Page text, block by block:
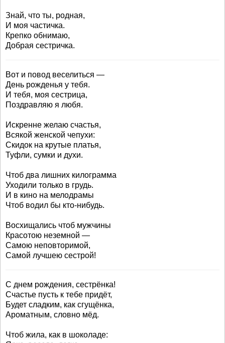
Знай, что ты, родная,
И моя частичка.
Крепко обнимаю,
Добрая сестричка.
Вот и повод веселиться —
День рожденья у тебя.
И тебя, моя сестрица,
Поздравляю я любя.
Искренне желаю счастья,
Всякой женской чепухи:
Скидок на крутые платья,
Туфли, сумки и духи.
Чтоб два лишних килограмма
Уходили только в грудь.
И в кино на мелодрамы
Чтоб водил бы кто-нибудь.
Восхищались чтоб мужчины
Красотою неземной —
Самою неповторимой,
Самой лучшею сестрой!
С днем рождения, сестрёнка!
Счастье пусть к тебе придёт,
Будет сладким, как сгущёнка,
Ароматным, словно мёд.
Чтоб жила, как в шоколаде: